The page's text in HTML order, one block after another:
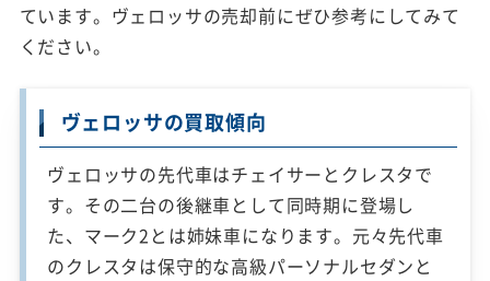
ています。ヴェロッサの売却前にぜひ参考にしてみて
ください。
ヴェロッサの買取傾向
ヴェロッサの先代車はチェイサーとクレスタで
す。その二台の後継車として同時期に登場し
た、マーク2とは姉妹車になります。元々先代車
のクレスタは保守的な高級パーソナルセダンと